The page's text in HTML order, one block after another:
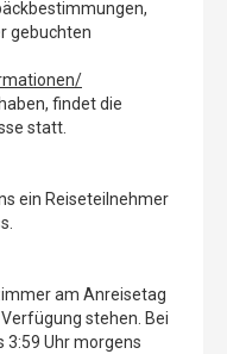
gebuchten
findet die
statt.
ein Reiseteilnehmer
am Anreisetag
stehen. Bei
Uhr morgens